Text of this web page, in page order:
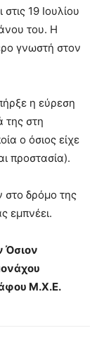
19 Ιουλίου
του. Η
γνωστή στον
η εύρεση
της στη
ο όσιος είχε
προστασία).
στο δρόμο της
εμπνέει.
Όσιον
Μ.Χ.Ε.